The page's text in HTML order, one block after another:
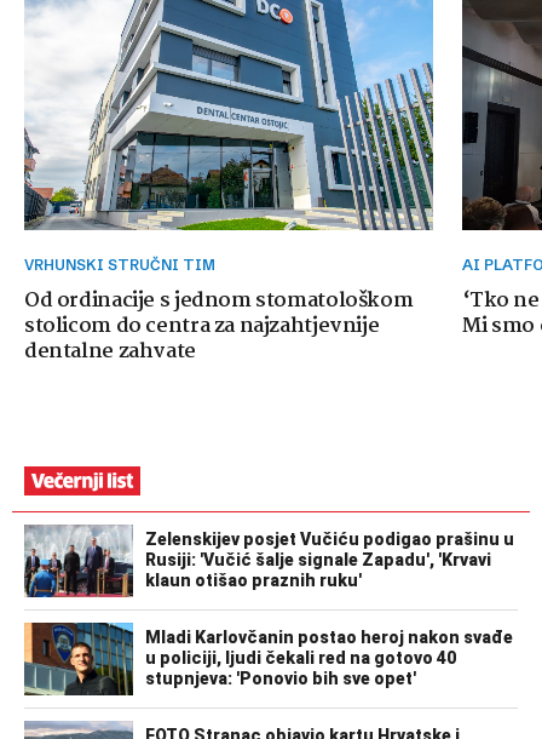
VRHUNSKI STRUČNI TIM
Od ordinacije s jednom stomatološkom
stolicom do centra za najzahtjevnije
dentalne zahvate
AI
‘Tko
Mi